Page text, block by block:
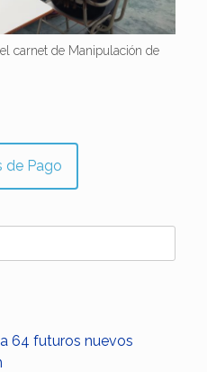
carnet de Manipulación de
de Pago
64 futuros nuevos